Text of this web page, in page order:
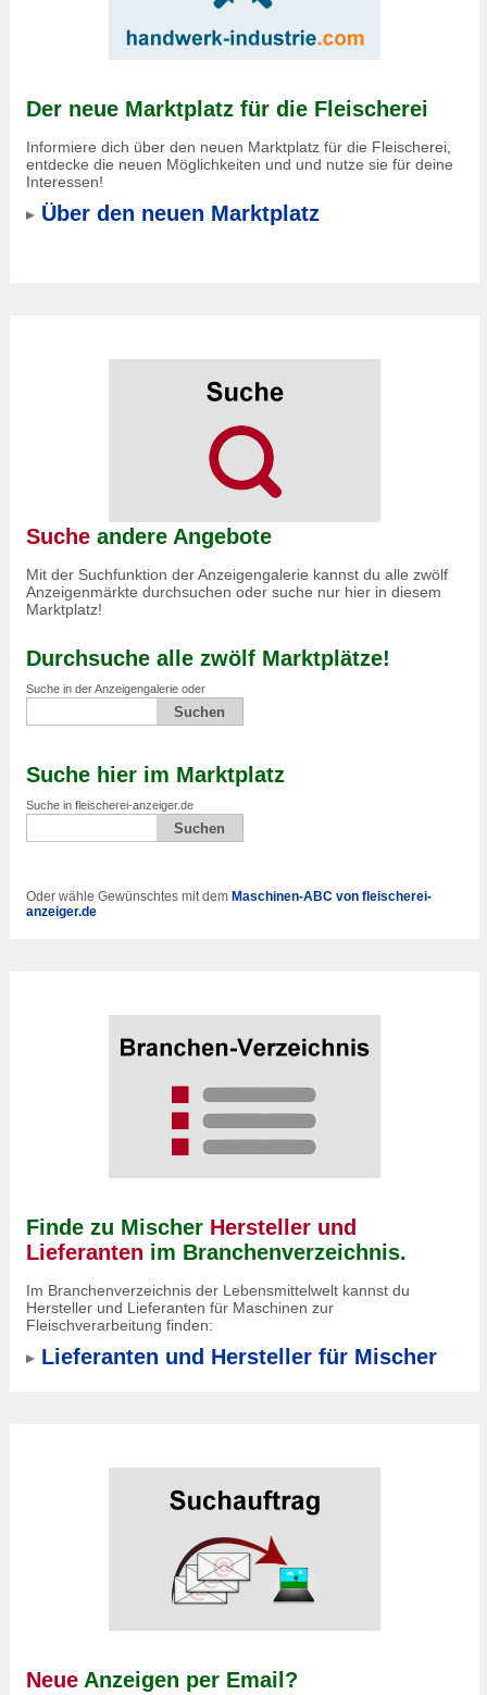
Der neue Marktplatz für die Fleischerei
Informiere dich über den neuen Marktplatz für die Fleischerei,
entdecke die neuen Möglichkeiten und und nutze sie für deine
Interessen!
Über den neuen Marktplatz
Suche andere Angebote
Mit der Suchfunktion der Anzeigengalerie kannst du alle zwölf
Anzeigenmärkte durchsuchen oder suche nur hier in diesem
Marktplatz!
Durchsuche alle zwölf Marktplätze!
Suche in der Anzeigengalerie oder
Suche hier im Marktplatz
Suche in fleischerei-anzeiger.de
Oder wähle Gewünschtes mit dem Maschinen-ABC von fleischerei-
anzeiger.de
Finde zu Mischer Hersteller und
Lieferanten im Branchenverzeichnis.
Im Branchenverzeichnis der Lebensmittelwelt kannst du
Hersteller und Lieferanten für Maschinen zur
Fleischverarbeitung finden:
Lieferanten und Hersteller für Mischer
Neue Anzeigen per Email?